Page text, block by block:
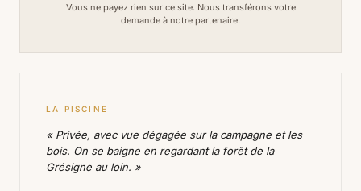
Vous ne payez rien sur ce site. Nous transférons votre
demande à notre partenaire.
LA PISCINE
« Privée, avec vue dégagée sur la campagne et les
bois. On se baigne en regardant la forêt de la
Grésigne au loin. »